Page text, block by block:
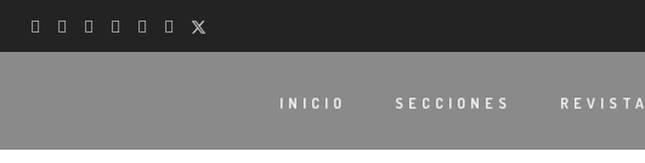
INICIO SECCIONES REVISTA